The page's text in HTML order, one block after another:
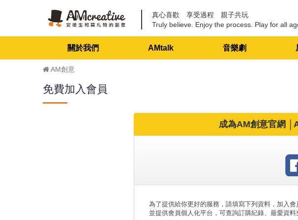
真心喜歡 享受過程 親子共玩
Truly believe. Enjoy the process. Play for all
關於我們 AMtalk 音樂劇
AM創意
免費加入會員
成為AM創意官網
為了提供給你更好的服務，請填寫下列資料，加入
並提供會員個人化平台，可查詢訂購紀錄、最愛資